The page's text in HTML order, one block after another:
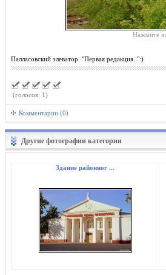
Нажмите
Палласовский элеватор. "Первая редакция..":)
(голосов: 1)
Комментарии (0)
Другие фотографии категории
Здание районног ...